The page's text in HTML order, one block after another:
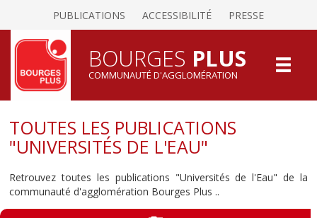
PUBLICATIONS ACCESSIBILITÉ PRESSE
BOURGES PLUS
COMMUNAUTÉ D'AGGLOMÉRATION
TOUTES LES PUBLICATIONS
"UNIVERSITÉS DE L'EAU"
Retrouvez toutes les publications "Universités de l'Eau" de la
communauté d'agglomération Bourges Plus ..